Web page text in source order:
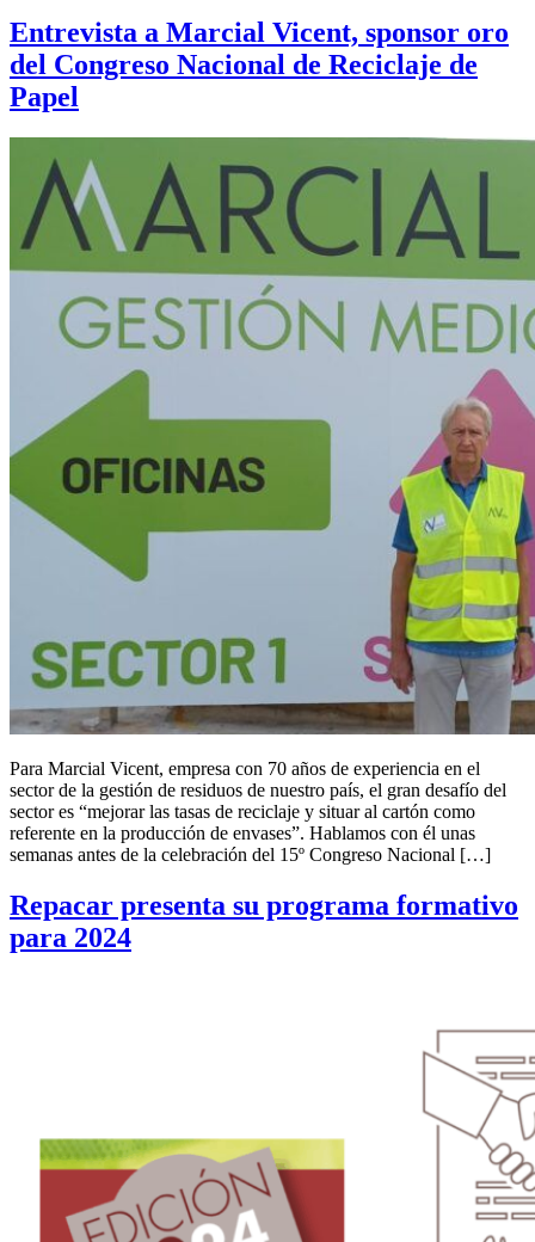
Entrevista a Marcial Vicent, sponsor oro
del Congreso Nacional de Reciclaje de
Papel
Para Marcial Vicent, empresa con 70 años de experiencia en el
sector de la gestión de residuos de nuestro país, el gran desafío del
sector es “mejorar las tasas de reciclaje y situar al cartón como
referente en la producción de envases”. Hablamos con él unas
semanas antes de la celebración del 15º Congreso Nacional […]
Repacar presenta su programa formativo
para 2024